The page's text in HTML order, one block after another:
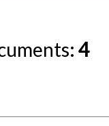
4